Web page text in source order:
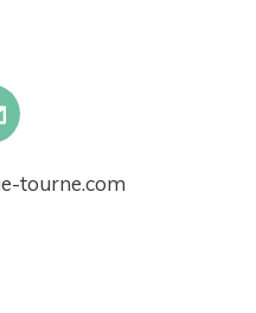
tourne.com